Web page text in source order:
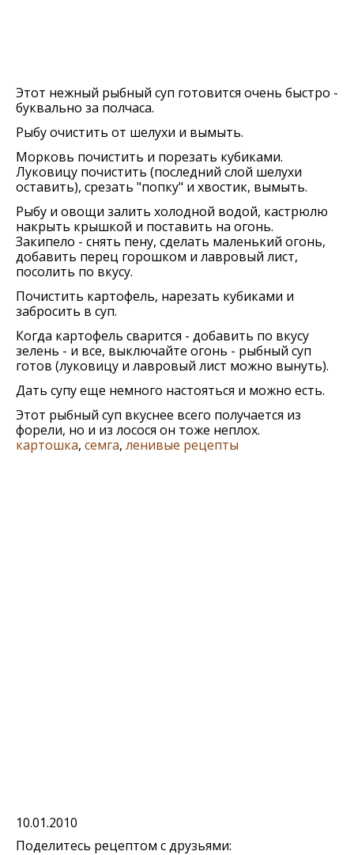
Этот нежный рыбный суп готовится очень быстро -
буквально за полчаса.
Рыбу очистить от шелухи и вымыть.
Морковь почистить и порезать кубиками.
Луковицу почистить (последний слой шелухи
оставить), срезать "попку" и хвостик, вымыть.
Рыбу и овощи залить холодной водой, кастрюлю
накрыть крышкой и поставить на огонь.
Закипело - снять пену, сделать маленький огонь,
добавить перец горошком и лавровый лист,
посолить по вкусу.
Почистить картофель, нарезать кубиками и
забросить в суп.
Когда картофель сварится - добавить по вкусу
зелень - и все, выключайте огонь - рыбный суп
готов (луковицу и лавровый лист можно вынуть).
Дать супу еще немного настояться и можно есть.
Этот рыбный суп вкуснее всего получается из
форели, но и из лосося он тоже неплох.
картошка, семга, ленивые рецепты
10.01.2010
Поделитесь рецептом с друзьями: